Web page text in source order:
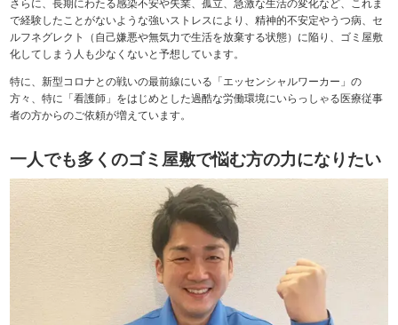
さらに、長期にわたる感染不安や失業、孤立、急激な生活の変化など、これま
で経験したことがないような強いストレスにより、精神的不安定やうつ病、セ
ルフネグレクト（自己嫌悪や無気力で生活を放棄する状態）に陥り、ゴミ屋敷
化してしまう人も少なくないと予想しています。
特に、新型コロナとの戦いの最前線にいる「エッセンシャルワーカー」の
方々、特に「看護師」をはじめとした過酷な労働環境にいらっしゃる医療従事
者の方からのご依頼が増えています。
一人でも多くのゴミ屋敷で悩む方の力になりたい